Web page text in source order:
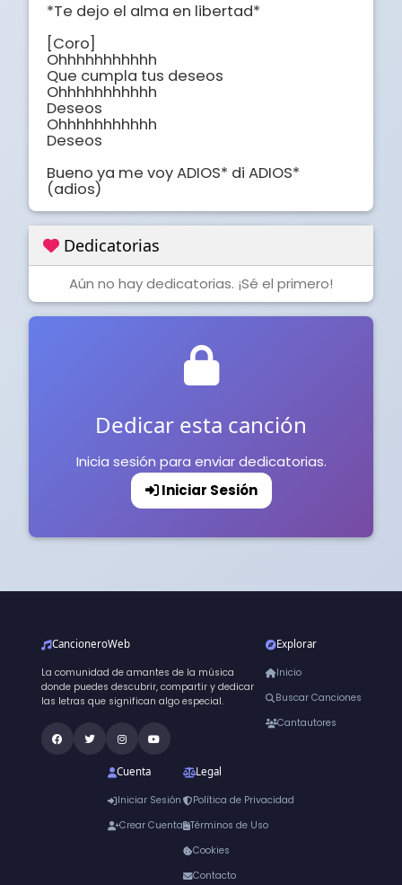
*Te dejo el alma en libertad*
[Coro]
Ohhhhhhhhhhh
Que cumpla tus deseos
Ohhhhhhhhhhh
Deseos
Ohhhhhhhhhhh
Deseos
Bueno ya me voy ADIOS* di ADIOS*
(adios)
Dedicatorias
Aún no hay dedicatorias. ¡Sé el primero!
Dedicar esta canción
Inicia sesión para enviar dedicatorias.
Iniciar Sesión
CancioneroWeb
La comunidad de amantes de la música
donde puedes descubrir, compartir y dedicar
las letras que significan algo especial.
Explorar
Inicio
Buscar Canciones
Cantautores
Cuenta
Iniciar Sesión
Crear Cuenta
Legal
Política de Privacidad
Términos de Uso
Cookies
Contacto